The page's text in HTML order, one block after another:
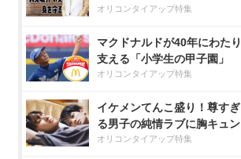
オリコンタイアップ特集
マクドナルドが40年にわたり
支える「小学生の甲子園」
オリコンタイアップ特集
イケメンてんこ盛り！尊すぎ
る男子の純情ラブに胸キュン
オリコンタイアップ特集